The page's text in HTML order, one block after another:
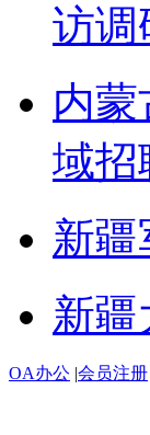
访调
内
域招
新
新
OA办公 |会员注册